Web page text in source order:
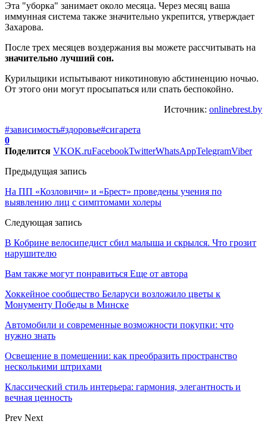
Эта "уборка" занимает около месяца. Через месяц ваша
иммунная система также значительно укрепится, утверждает
Захарова.
После трех месяцев воздержания вы можете рассчитывать на
значительно лучший сон.
Курильщики испытывают никотиновую абстиненцию ночью.
От этого они могут просыпаться или спать беспокойно.
Источник: onlinebrest.by
#зависимость#здоровье#сигарета
0
Поделится VKOK.ruFacebookTwitterWhatsAppTelegramViber
Предыдущая запись
На ПП «Козловичи» и «Брест» проведены учения по
выявлению лиц с симптомами холеры
Следующая запись
В Кобрине велосипедист сбил малыша и скрылся. Что грозит
нарушителю
Вам также могут понравиться Еще от автора
Хоккейное сообщество Беларуси возложило цветы к
Монументу Победы в Минске
Автомобили и современные возможности покупки: что
нужно знать
Освещение в помещении: как преобразить пространство
несколькими штрихами
Классический стиль интерьера: гармония, элегантность и
вечная ценность
Prev Next